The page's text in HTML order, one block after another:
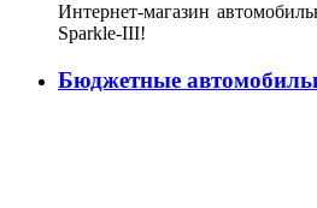
Интернет-магазин
Sparkle-III!
Бюджетные